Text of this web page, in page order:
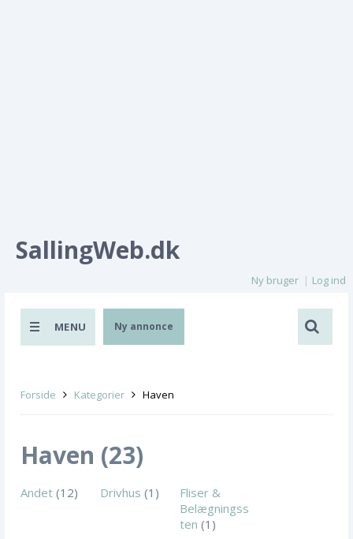
SallingWeb.dk
Ny bruger Log ind
MENU Ny annonce
Forside Kategorier Haven
Haven (23)
Andet (12) Drivhus (1)
Fliser &
Belægningss
ten (1)